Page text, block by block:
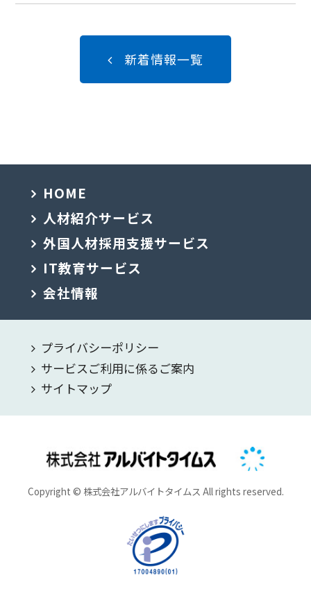
新着情報一覧
HOME
人材紹介サービス
外国人材採用支援サービス
IT教育サービス
会社情報
プライバシーポリシー
サービスご利用に係るご案内
サイトマップ
Copyright © 株式会社アルバイトタイムス All rights reserved.